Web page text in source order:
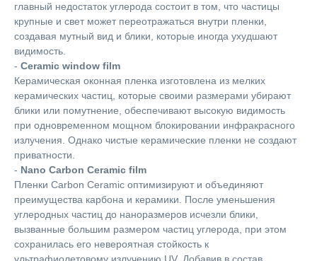
главный недостаток углерода состоит в том, что частицы
крупные и свет может переотражаться внутри пленки,
создавая мутный вид и блики, которые иногда ухудшают
видимость.
- Ceramic window film
Керамическая оконная пленка изготовлена из мелких
керамических частиц, которые своими размерами убирают
блики или помутнение, обеспечивают высокую видимость
при одновременном мощном блокировании инфракрасного
излучения. Однако чистые керамические пленки не создают
приватности.
- Nano Carbon Ceramic film
Пленки Carbon Ceramic оптимизируют и объединяют
преимущества карбона и керамики. После уменьшения
углеродных частиц до наноразмеров исчезли блики,
вызванные большим размером частиц углерода, при этом
сохранилась его невероятная стойкость к